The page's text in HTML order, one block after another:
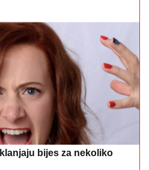
bijes za nekoliko